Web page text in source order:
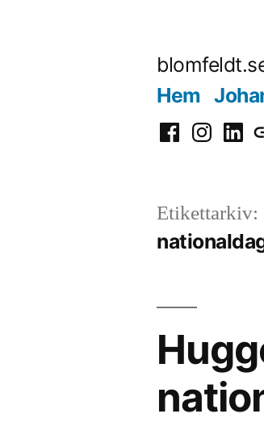
Hem
FacebookInstagram
Etikettarkiv: